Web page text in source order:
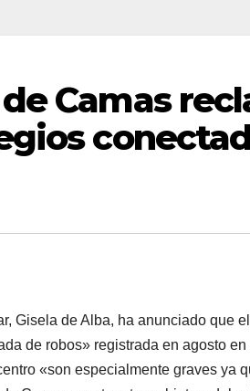
Camas
Gisela de Alba, ha anunciado que
de robos» registrada en agosto
«son especialmente graves ya